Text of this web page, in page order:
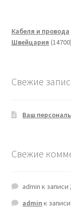
Кабеля и провода
Швейцария 14700
Свежие
Ваш
Свежие
admin к записи
admin к